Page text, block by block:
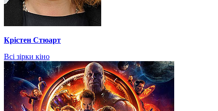
Крістен Стюарт
Всі зірки кіно